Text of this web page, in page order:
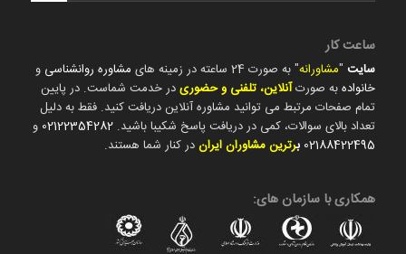
ساعت کار
سایت"مشاورانه" به صورت 24 ساعته در زمینه های مشاوره روانشناسی و
خانوادهبه صورتآنلاین، تلفنی و حضوریدر خدمت شماست. در پایین
تمام صفحات مرتبط می توانید مشاوره آنلاین دریافت کنید. فقط به دلیل
تعداد بالای سوالات، کمی در دریافت پاسخ شکیبا باشید. 02122354282 و
02188422495 برترین مشاوران ایراندر کنار شما هستند.
همکاری با سازمان های: